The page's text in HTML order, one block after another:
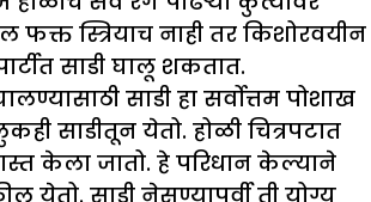
स्त्रियाच नाही तर किशोरवयीन
साडी घालू शकतात.
साडी हा सर्वोत्तम पोशाख
साडीतून येतो. होळी चित्रपटात
केला जातो. हे परिधान केल्याने
येतो. साडी नेसण्यापूर्वी ती योग्य